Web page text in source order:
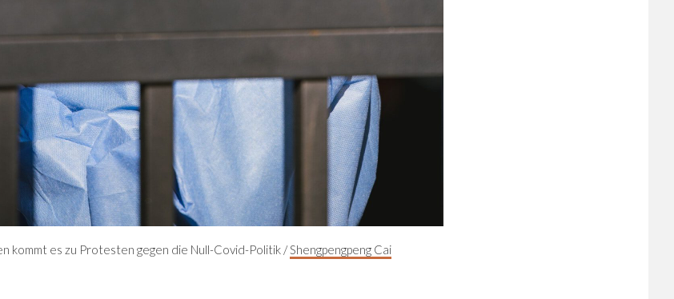
kommt es zu Protesten gegen die Null-Covid-Politik /Shengpengpeng Cai